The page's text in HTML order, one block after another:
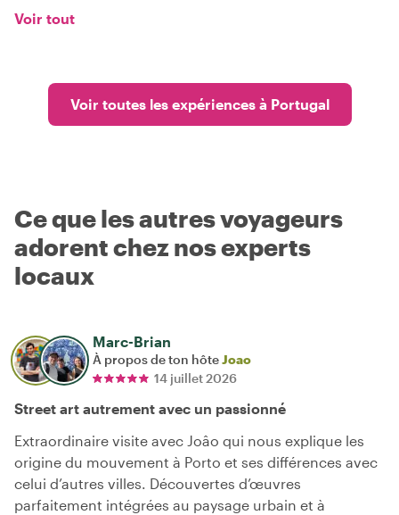
Voir tout
Voir toutes les expériences à Portugal
Ce que les autres voyageurs
adorent chez nos experts
locaux
Marc-Brian
À propos de ton hôteJoao
14 juillet 2026
Street art autrement avec un passionné
Extraordinaire visite avec Joâo qui nous explique les
origine du mouvement à Porto et ses différences avec
celui d’autres villes. Découvertes d’œuvres
parfaitement intégrées au paysage urbain et à